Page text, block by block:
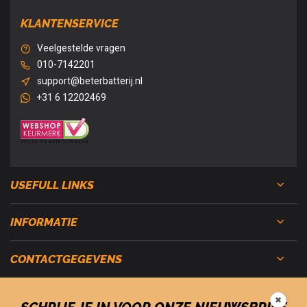
KLANTENSERVICE
Veelgestelde vragen
010-7142201
support@beterbatterij.nl
+31 6 12202469
USEFULL LINKS
INFORMATIE
CONTACTGEGEVENS
✖